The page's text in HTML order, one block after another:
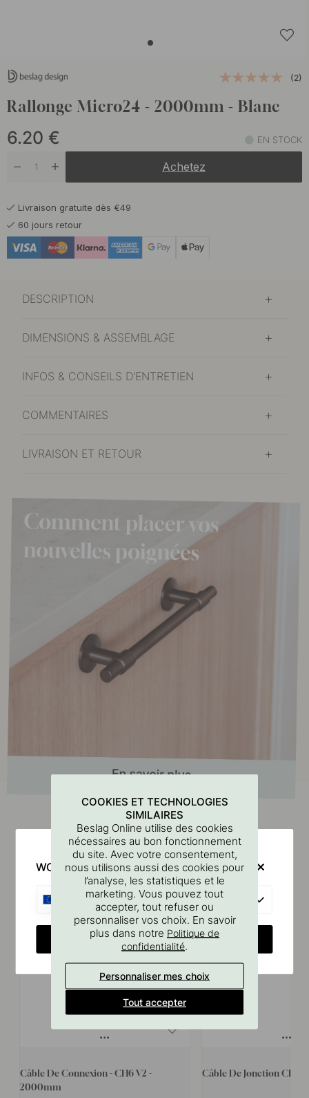
(2)
Rallonge Micro24 - 2000mm - Blanc
6.20 € EN STOCK
Achetez
Livraison gratuite dès €49
60 jours retour
DESCRIPTION
DIMENSIONS & ASSEMBLAGE
INFOS & CONSEILS D'ENTRETIEN
COMMENTAIRES
LIVRAISON ET RETOUR
Produits similaires
Câble De Connexion - CH6 V2 -
2000mm
Câble De Jonction CH6
COOKIES ET TECHNOLOGIES
SIMILAIRES
Beslag Online utilise des cookies
nécessaires au bon fonctionnement
du site. Avec votre consentement,
nous utilisons aussi des cookies pour
l’analyse, les statistiques et le
marketing. Vous pouvez tout
accepter, tout refuser ou
personnaliser vos choix. En savoir
plus dans notre Politique de
confidentialité.
Personnaliser mes choix
Tout accepter
WOULD YOU RATHER VISIT?
CHANGE COUNTRY